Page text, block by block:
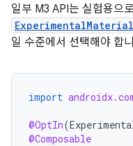
일부 M3 API는 실험용으
일 수준에서 선택해야 합
import
@OptIn(
@Composable